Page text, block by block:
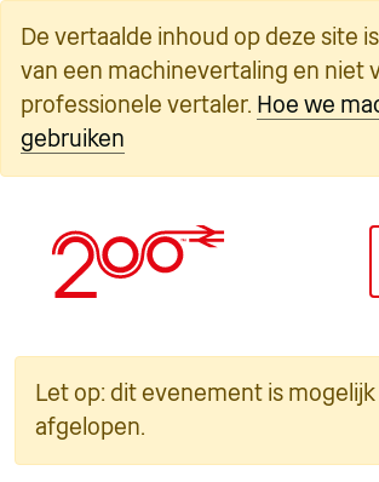
naar
inhoud
De vertaalde inhoud op deze site
van een machinevertaling en niet
professionele vertaler. Hoe we
gebruiken
Let op: dit evenement is mogelijk
afgelopen.